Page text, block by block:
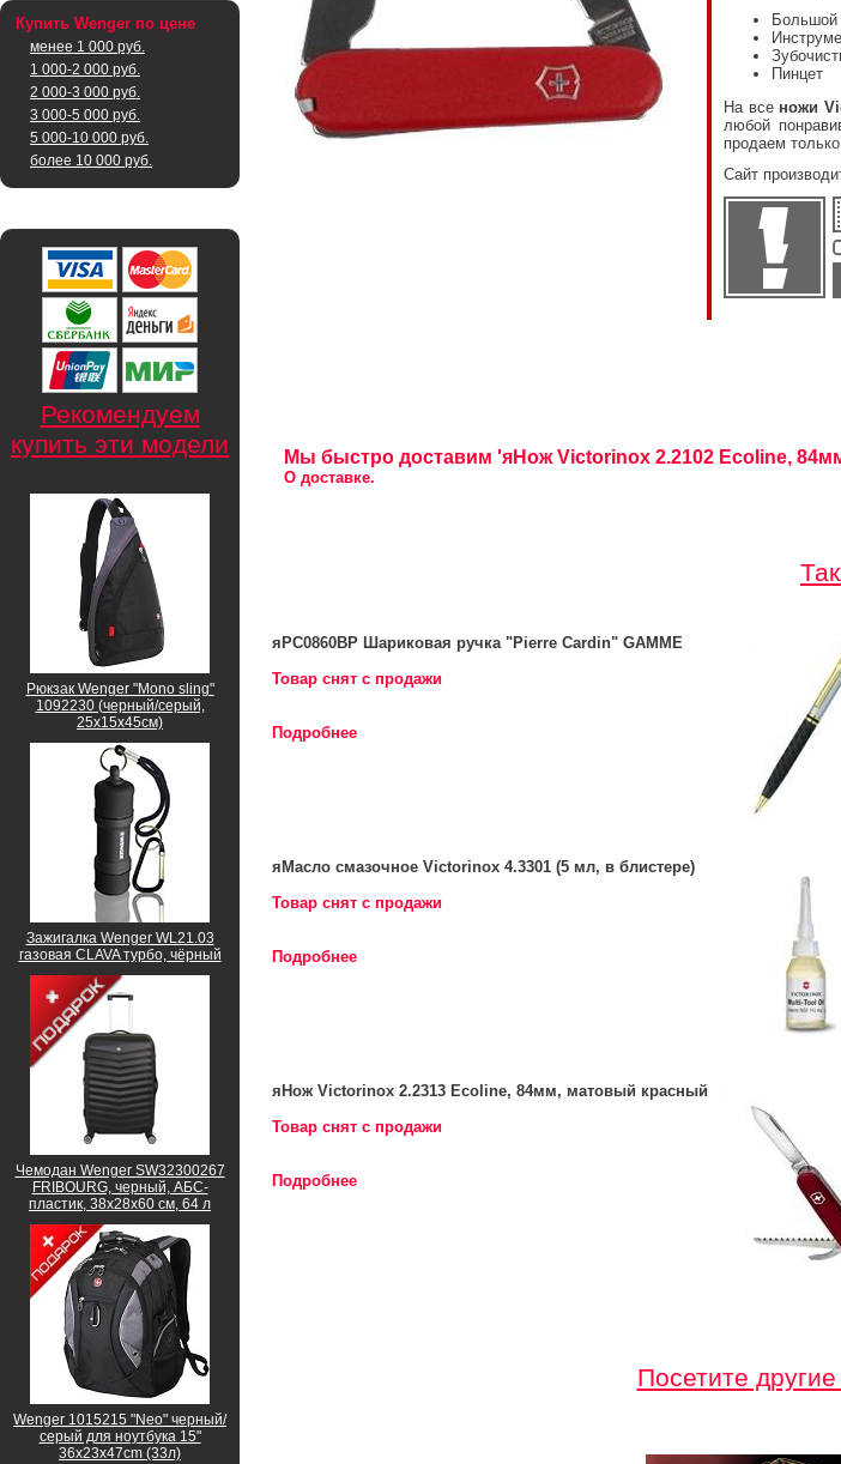
Купить Wenger по цене
менее 1 000 руб.
1 000-2 000 руб.
2 000-3 000 руб.
3 000-5 000 руб.
5 000-10 000 руб.
более 10 000 руб.
Рекомендуем
купить эти модели
Рюкзак Wenger "Mono sling"
1092230 (черный/серый,
25х15х45см)
Зажигалка Wenger WL21.03
газовая CLAVA турбо, чёрный
Чемодан Wenger SW32300267
FRIBOURG, черный, АБС-
пластик, 38x28x60 см, 64 л
Wenger 1015215 "Neo" черный/
серый для ноутбука 15"
36x23x47cm (33л)
Большой
Пинцет
На все ножи
любой
продаем
Сайт
Мы быстро доставим 'яНож Victorinox 2.2102 Ecoline,
О доставке.
яPC0860BP Шариковая ручка "Pierre Cardin" GAMME
Товар снят с продажи
Подробнее
яМасло смазочное Victorinox 4.3301 (5 мл, в блистере)
Товар снят с продажи
Подробнее
яНож Victorinox 2.2313 Ecoline, 84мм, матовый красный
Товар снят с продажи
Подробнее
Посетите